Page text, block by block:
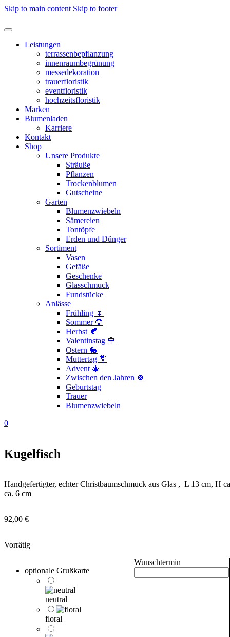
Skip to main content Skip to footer
Leistungen
terrassenbepflanzung
innenraumbegrünung
messedekoration
trauerfloristik
eventfloristik
hochzeitsfloristik
Marken
Blumenladen
Karriere
Kontakt
Shop
Unsere Produkte
Sträuße
Pflanzen
Trockenblumen
Gutscheine
Garten
Blumenzwiebeln
Sämereien
Tontöpfe
Erden und Dünger
Sortiment
Vasen
Gefäße
Geschenke
Glasschmuck
Fundstücke
Anlässe
Frühling 🌷
Sommer 🌻
Herbst 🍂
Valentinstag 🌹
Ostern 🐇
Muttertag 💐
Advent 🎄
Zwischen den Jahren 🍀
Geburtstag
Trauer
Blumenzwiebeln
0
Kugelfisch
Handgefertigter, echter Christbaumschmuck aus Glas , L 13 cm, H
ca. 6 cm
92,00 €
Vorrätig
optionale Grußkarte
neutral
floral
Wunschtermin